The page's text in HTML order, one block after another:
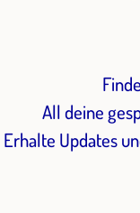
All deine
Erhalte Updates